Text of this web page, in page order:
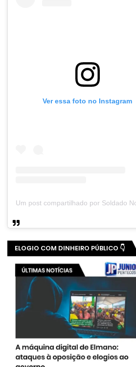
Ver essa foto no Instagram
ELOGIO COM DINHEIRO PÚBLICO 👇